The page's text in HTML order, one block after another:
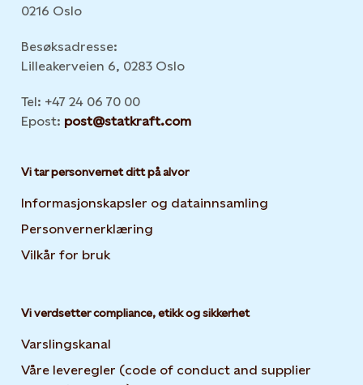
0216 Oslo
Besøksadresse:
Lilleakerveien 6, 0283 Oslo
Tel: +47 24 06 70 00
Epost: post@statkraft.com
Vi tar personvernet ditt på alvor
Informasjonskapsler og datainnsamling
Personvernerklæring
Vilkår for bruk
Vi verdsetter compliance, etikk og sikkerhet
Varslingskanal
Våre leveregler (code of conduct and supplier